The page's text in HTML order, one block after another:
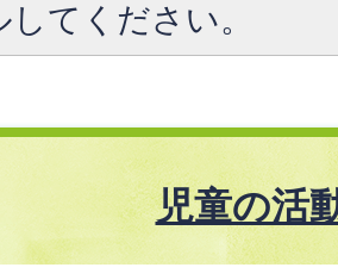
てください。
児童の活